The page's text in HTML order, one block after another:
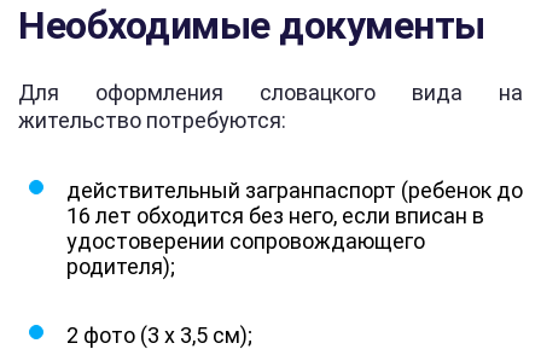
Необходимые документы
Для оформления словацкого вида на
жительство потребуются:
действительный загранпаспорт (ребенок до
16 лет обходится без него, если вписан в
удостоверении сопровождающего
родителя);
2 фото (3 х 3,5 см);